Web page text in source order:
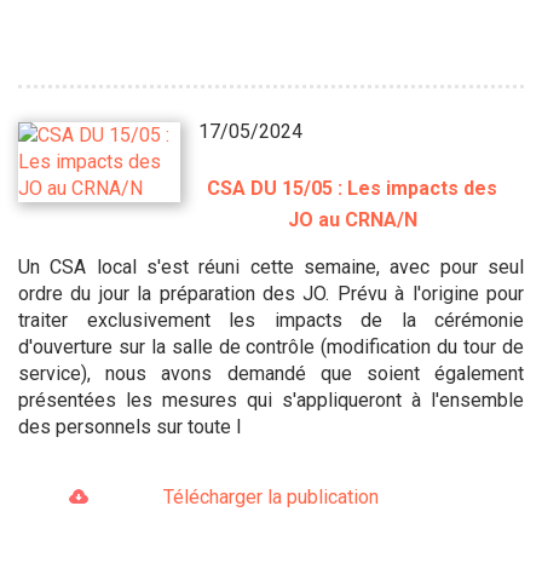
17/05/2024
CSA DU 15/05 : Les impacts des
JO au CRNA/N
Un CSA local s'est réuni cette semaine, avec pour seul
ordre du jour la préparation des JO. Prévu à l'origine pour
traiter exclusivement les impacts de la cérémonie
d'ouverture sur la salle de contrôle (modification du tour de
service), nous avons demandé que soient également
présentées les mesures qui s'appliqueront à l'ensemble
des personnels sur toute l
Télécharger la publication